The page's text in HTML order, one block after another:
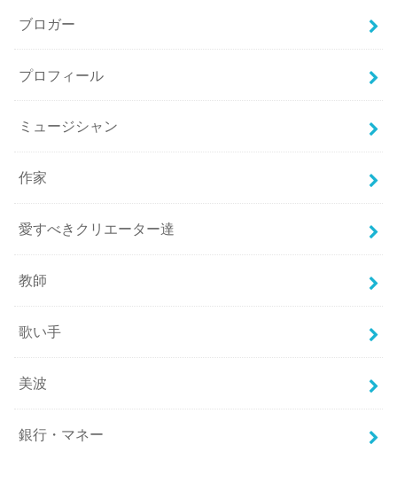
ブロガー
プロフィール
ミュージシャン
作家
愛すべきクリエーター達
教師
歌い手
美波
銀行・マネー